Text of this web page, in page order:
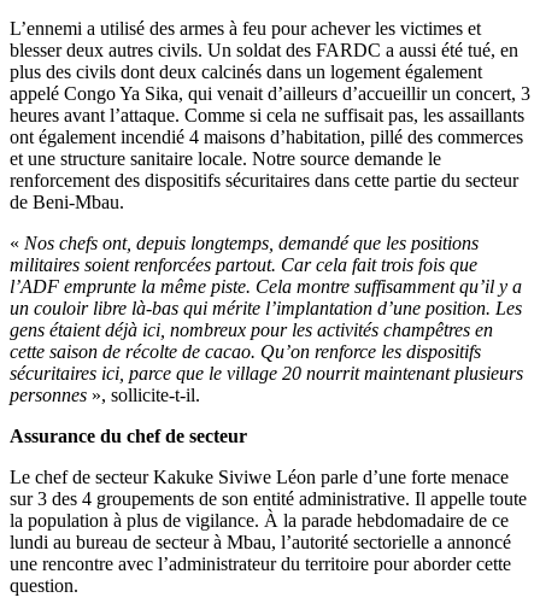
L’ennemi a utilisé des armes à feu pour achever les victimes et
blesser deux autres civils. Un soldat des FARDC a aussi été tué, en
plus des civils dont deux calcinés dans un logement également
appelé Congo Ya Sika, qui venait d’ailleurs d’accueillir un concert, 3
heures avant l’attaque. Comme si cela ne suffisait pas, les assaillants
ont également incendié 4 maisons d’habitation, pillé des commerces
et une structure sanitaire locale. Notre source demande le
renforcement des dispositifs sécuritaires dans cette partie du secteur
de Beni-Mbau.
« Nos chefs ont, depuis longtemps, demandé que les positions
militaires soient renforcées partout. Car cela fait trois fois que
l’ADF emprunte la même piste. Cela montre suffisamment qu’il y a
un couloir libre là-bas qui mérite l’implantation d’une position. Les
gens étaient déjà ici, nombreux pour les activités champêtres en
cette saison de récolte de cacao. Qu’on renforce les dispositifs
sécuritaires ici, parce que le village 20 nourrit maintenant plusieurs
personnes », sollicite-t-il.
Assurance du chef de secteur
Le chef de secteur Kakuke Siviwe Léon parle d’une forte menace
sur 3 des 4 groupements de son entité administrative. Il appelle toute
la population à plus de vigilance. À la parade hebdomadaire de ce
lundi au bureau de secteur à Mbau, l’autorité sectorielle a annoncé
une rencontre avec l’administrateur du territoire pour aborder cette
question.